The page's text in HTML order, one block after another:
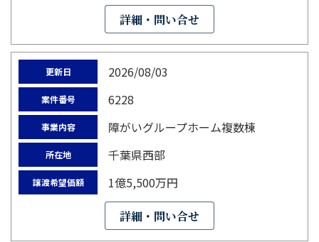
詳細・問い合せ
更新日 2026/08/03
案件番号 6228
事業内容 障がいグループホーム複数棟
所在地 千葉県西部
譲渡希望価額 1億5,500万円
詳細・問い合せ